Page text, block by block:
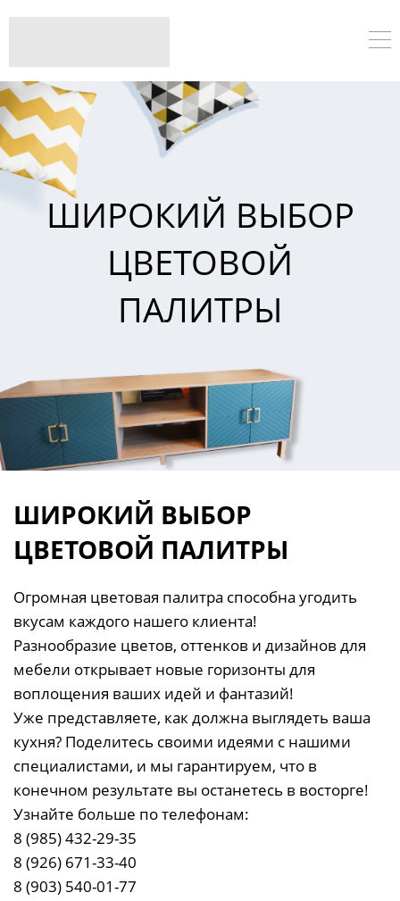
ШИРОКИЙ ВЫБОР
ЦВЕТОВОЙ
ПАЛИТРЫ
ШИРОКИЙ ВЫБОР
ЦВЕТОВОЙ ПАЛИТРЫ
Огромная цветовая палитра способна угодить
вкусам каждого нашего клиента!
Разнообразие цветов, оттенков и дизайнов для
мебели открывает новые горизонты для
воплощения ваших идей и фантазий!
Уже представляете, как должна выглядеть ваша
кухня? Поделитесь своими идеями с нашими
специалистами, и мы гарантируем, что в
конечном результате вы останетесь в восторге!
Узнайте больше по телефонам:
8 (985) 432-29-35
8 (926) 671-33-40
8 (903) 540-01-77